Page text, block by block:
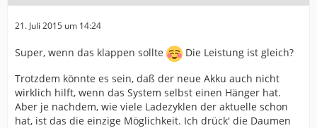
21. Juli 2015 um 14:24
Super, wenn das klappen sollte
Die Leistung ist gleich?
Trotzdem könnte es sein, daß der neue Akku auch nicht
wirklich hilft, wenn das System selbst einen Hänger hat.
Aber je nachdem, wie viele Ladezyklen der aktuelle schon
hat, ist das die einzige Möglichkeit. Ich drück' die Daumen